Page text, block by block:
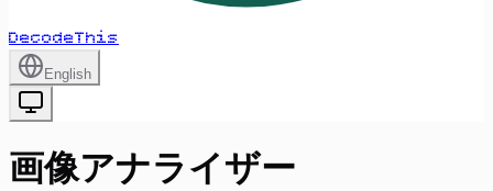
DecodeThis
English
画像アナライザー